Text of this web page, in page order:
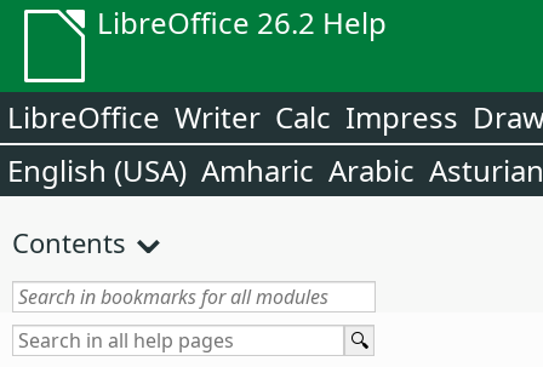
LibreOffice 26.2 Help
LibreOffice Writer Calc Impress
English (USA) Amharic Arabic Asturian
Contents